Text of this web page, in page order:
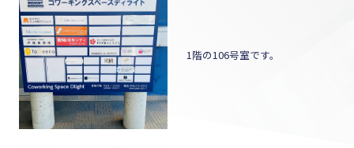
1階の106号室です。